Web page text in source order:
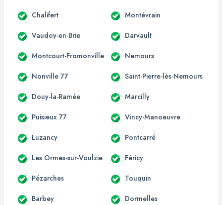
Chalifert Montévrain
Vaudoy-en-Brie Darvault
Montcourt-Fromonville Nemours
Nonville 77 Saint-Pierre-lès-Nemours
Douy-la-Ramée Marcilly
Puisieux 77 Vincy-Manoeuvre
Luzancy Pontcarré
Les Ormes-sur-Voulzie Féricy
Pézarches Touquin
Barbey Dormelles